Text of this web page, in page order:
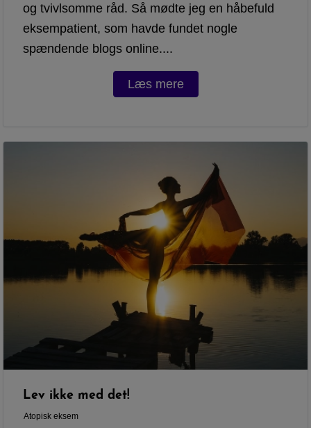
og tvivlsomme råd. Så mødte jeg en håbefuld
eksempatient, som havde fundet nogle
spændende blogs online....
Læs mere
Lev ikke med det!
Atopisk eksem